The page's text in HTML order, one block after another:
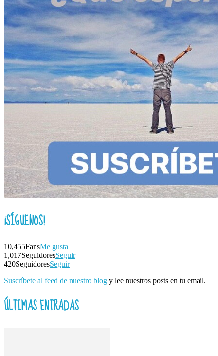
¡SÍGUENOS!
10,455FansMe gusta
1,017SeguidoresSeguir
420SeguidoresSeguir
Suscríbete al feed de nuestro blog y lee nuestros posts en tu email.
ÚLTIMAS ENTRADAS